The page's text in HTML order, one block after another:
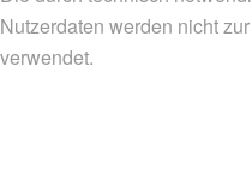
Nutzerdaten werden nicht
verwendet.